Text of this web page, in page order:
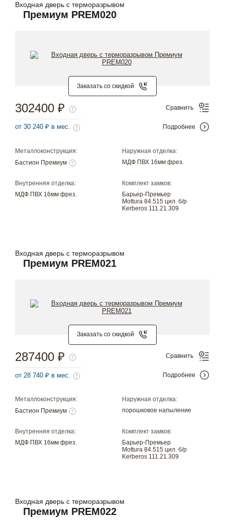
Входная дверь с терморазрывом
Премиум PREM020
Заказать со скидкой
Металлоконструкция:
Бастион Премиум
Наружная отделка:
МДФ ПВХ 16мм фрез.
Внутренняя отделка:
МДФ ПВХ 16мм фрез.
Комплект замков:
Барьер-Премьер
Mottura 84.515 цил. б/р
Kerberos 111.21.309
302400 ₽
от 30 240 ₽ в мес.
Сравнить
Подробнее
Входная дверь с терморазрывом
Премиум PREM021
Заказать со скидкой
Металлоконструкция:
Бастион Премиум
Наружная отделка:
порошковое напыление
Внутренняя отделка:
МДФ ПВХ 16мм фрез.
Комплект замков:
Барьер-Премьер
Mottura 84.515 цил. б/р
Kerberos 111.21.309
287400 ₽
от 28 740 ₽ в мес.
Сравнить
Подробнее
Входная дверь с терморазрывом
Премиум PREM022